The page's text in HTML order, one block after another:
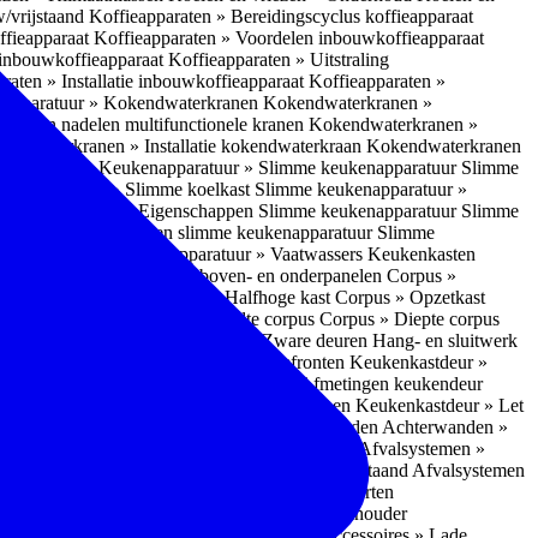
vrijstaand Koffieapparaten » Bereidingscyclus koffieapparaat
Koffieapparaten » Voordelen inbouwkoffieapparaat
Koffieapparaten » Uitstraling
» Installatie inbouwkoffieapparaat Koffieapparaten »
» Kokendwaterkranen Kokendwaterkranen »
en nadelen multifunctionele kranen Kokendwaterkranen »
» Installatie kokendwaterkraan Kokendwaterkranen
» OvensKeukenapparatuur » Slimme keukenapparatuur Slimme
» Slimme koelkast Slimme keukenapparatuur »
» Eigenschappen Slimme keukenapparatuur Slimme
» Nadelen slimme keukenapparatuur Slimme
Keukenapparatuur » Vaatwassers Keukenkasten
Corpus » Buitenkant zij-, boven- en onderpanelen Corpus »
Corpus » Halfhoge kast Corpus » Opzetkast
Corpus » Breedte corpus Corpus » Diepte corpus
Hang- en sluitwerk » Zware deuren Hang- en sluitwerk
» Soorten deur- en ladefronten Keukenkastdeur »
Keukenkastdeur » Afmetingen keukendeur
Keukenkastdeur » Deurgrepen Keukenkastdeur » Let
Achterwanden » Nadelen achterwanden Achterwanden »
Afvalsystemen »
Afvalsystemen » Vrijstaand Afvalsystemen
Inbouwaccessoires » Soorten
Inbouwaccessoires » Handdoekhouder